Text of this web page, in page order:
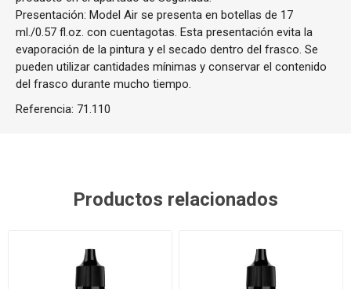
Presentación: Model Air se presenta en botellas de 17
ml./0.57 fl.oz. con cuentagotas. Esta presentación evita la
evaporación de la pintura y el secado dentro del frasco. Se
pueden utilizar cantidades mínimas y conservar el contenido
del frasco durante mucho tiempo.
Referencia: 71.110
Productos relacionados